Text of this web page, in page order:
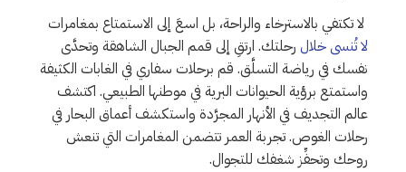
لا تكتفي بالاسترخاء والراحة، بل اسعَ إلى الاستمتاع بمغامرات
لا تُنسى خلالرحلتك. ارتقِ إلى قمم الجبال الشاهقة وتحدَّى
نفسك في رياضة التسلَّق. قم برحلات سفاري في الغابات الكثيفة
واستمتع برؤية الحيوانات البرية في موطنها الطبيعي. اكتشف
عالم التجديف في الأنهار المجرَّدة واستكشف أعماق البحار في
رحلات الغوص. تجربة العمر تتضمن المغامرات التي تنعش
روحك وتحفِّز شغفك للتجوال.